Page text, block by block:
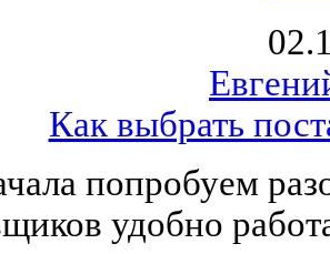
Как выбрать
попробуем
удобно